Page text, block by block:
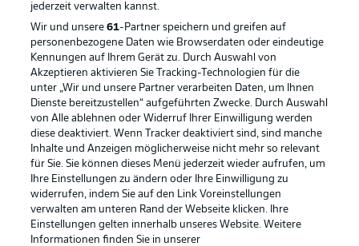
Rechtliche Hinweise Voreinstellungen verwalten
Datenschutz Nutzungsbedingungen
Broadcaster Kontakt
Jobs Impressum
Partner Spieler
Liveticker
jederzeit verwalten kannst.
Wir und unsere61-Partner speichern und greifen auf
personenbezogene Daten wie Browserdaten oder eindeutige
Kennungen auf Ihrem Gerät zu. Durch Auswahl von
Akzeptieren aktivieren Sie Tracking-Technologien für die
unter „Wir und unsere Partner verarbeiten Daten, um Ihnen
Dienste bereitzustellen“ aufgeführten Zwecke. Durch Auswahl
von Alle ablehnen oder Widerruf Ihrer Einwilligung werden
diese deaktiviert. Wenn Tracker deaktiviert sind, sind manche
Inhalte und Anzeigen möglicherweise nicht mehr so relevant
für Sie. Sie können dieses Menü jederzeit wieder aufrufen, um
Ihre Einstellungen zu ändern oder Ihre Einwilligung zu
widerrufen, indem Sie auf den Link Voreinstellungen
verwalten am unteren Rand der Webseite klicken. Ihre
Einstellungen gelten innerhalb unseres Website. Weitere
Informationen finden Sie in unserer